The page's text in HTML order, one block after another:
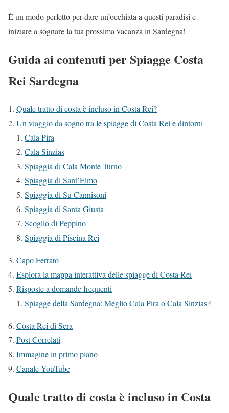
È un modo perfetto per dare un’occhiata a questi paradisi e
iniziare a sognare la tua prossima vacanza in Sardegna!
Guida ai contenuti per Spiagge Costa
Rei Sardegna
Quale tratto di costa è incluso in Costa Rei?
Un viaggio da sogno tra le spiagge di Costa Rei e dintorni
Cala Pira
Cala Sinzias
Spiaggia di Cala Monte Turno
Spiaggia di Sant’Elmo
Spiaggia di Su Cannisoni
Spiaggia di Santa Giusta
Scoglio di Peppino
Spiaggia di Piscina Rei
Capo Ferrato
Esplora la mappa interattiva delle spiagge di Costa Rei
Risposte a domande frequenti
Spiagge della Sardegna: Meglio Cala Pira o Cala Sinzias?
Costa Rei di Sera
Post Correlati
Immagine in primo piano
Canale YouTube
Quale tratto di costa è incluso in Costa